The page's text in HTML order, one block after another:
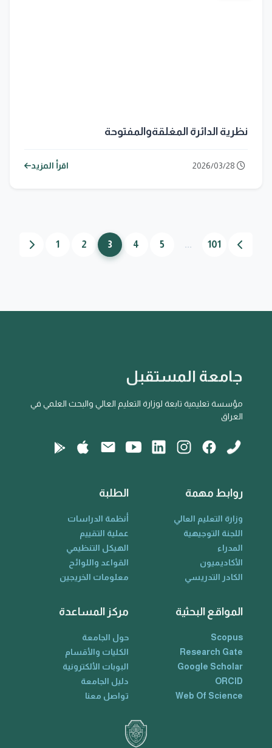
نظرية الدائرة المغلقةوالمفتوحة
اقرأ المزيد
1 2 3 4 5 ... 101
جامعة المستقبل
مؤسسة تعليمية تابعة لوزارة التعليم العالي والبحث العلمي في
العراق
روابط مهمة
وزارة التعليم العالي
اللجنة التوجيهية
المدراء
الأكاديميون
الكادر التدريسي
الطلبة
أنظمة الدراسات
عملية التقييم
الهيكل التنظيمي
القواعد واللوائح
معلومات الخريجين
المواقع البحثية
Scopus
Research Gate
Google Scholar
ORCID
Web Of Science
مركز المساعدة
حول الجامعة
الكليات والأقسام
البوبات الألكترونية
دليل الجامعة
تواصل معنا